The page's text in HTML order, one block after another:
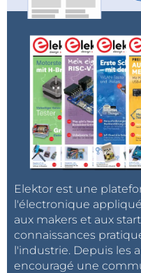
Elektor est une
l'électronique
aux makers et aux
connaissances
l'industrie. Depuis les
encouragé une